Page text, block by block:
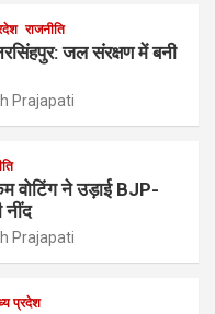
राजनीति
जल संरक्षण में बनी
Prajapati
वोटिंग ने उड़ाई BJP-
नींद
Prajapati
प्रदेश